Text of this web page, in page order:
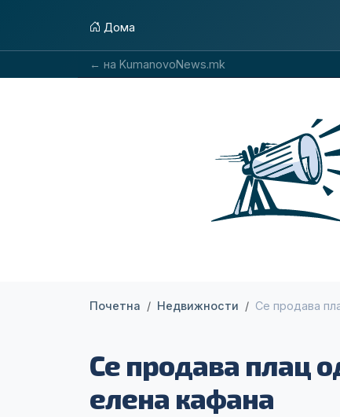
Дома
← на KumanovoNews.mk
Почетна Недвижности Се продава
Се продава плац
елена кафана